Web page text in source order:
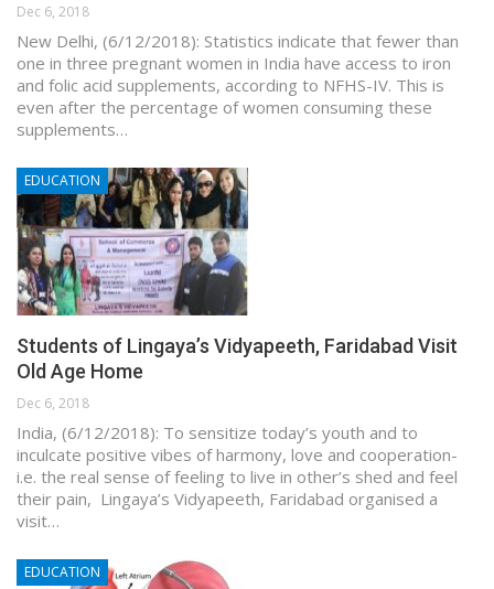
Dec 6, 2018
New Delhi, (6/12/2018): Statistics indicate that fewer than
one in three pregnant women in India have access to iron
and folic acid supplements, according to NFHS-IV. This is
even after the percentage of women consuming these
supplements…
EDUCATION
Students of Lingaya’s Vidyapeeth, Faridabad Visit
Old Age Home
Dec 6, 2018
India, (6/12/2018): To sensitize today’s youth and to
inculcate positive vibes of harmony, love and cooperation-
i.e. the real sense of feeling to live in other’s shed and feel
their pain, Lingaya’s Vidyapeeth, Faridabad organised a
visit…
EDUCATION